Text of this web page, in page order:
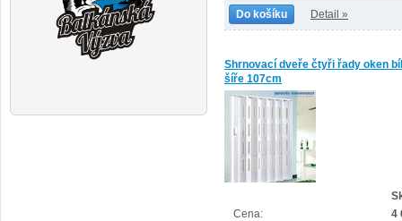
Do košíku Detail »
Shrnovací dveře čtyři řady oken
šíře 107cm
4
Cena: